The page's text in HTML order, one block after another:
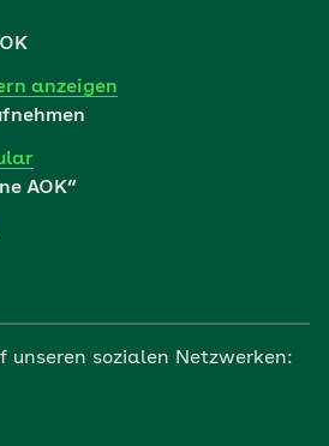
anzeigen
AOK“
unseren sozialen Netzwerken: